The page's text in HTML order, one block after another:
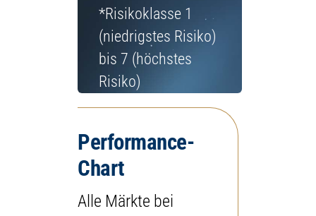
*Risikoklasse 1
(niedrigstes Risiko)
bis 7 (höchstes
Risiko)
Performance-
Chart
Alle Märkte bei